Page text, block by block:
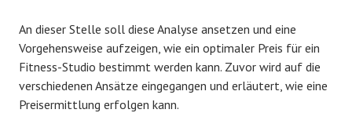
An dieser Stelle soll diese Analyse ansetzen und eine
Vorgehensweise aufzeigen, wie ein optimaler Preis für ein
Fitness-Studio bestimmt werden kann. Zuvor wird auf die
verschiedenen Ansätze eingegangen und erläutert, wie eine
Preisermittlung erfolgen kann.